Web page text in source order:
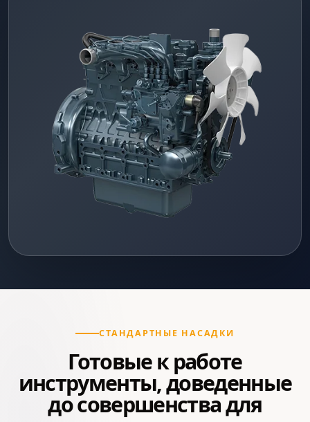
СТАНДАРТНЫЕ НАСАДКИ
Готовые к работе
инструменты, доведенные
до совершенства для